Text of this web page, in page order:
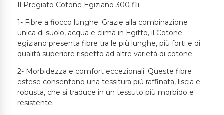
Il Pregiato Cotone Egiziano 300 fili
1- Fibre a fiocco lunghe: Grazie alla combinazione
unica di suolo, acqua e clima in Egitto, il Cotone
egiziano presenta fibre tra le più lunghe, più forti e di
qualità superiore rispetto ad altre varietà di cotone.
2- Morbidezza e comfort eccezionali: Queste fibre
estese consentono una tessitura più raffinata, liscia e
robusta, che si traduce in un tessuto più morbido e
resistente.